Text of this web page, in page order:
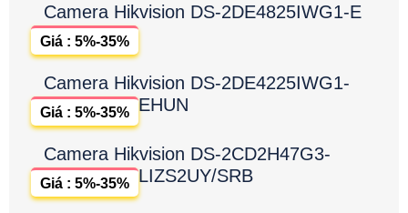
Camera Hikvision DS-2DE4825IWG1-E
Giá : 5%-35%
Camera Hikvision DS-2DE4225IWG1-
EHUN
Giá : 5%-35%
Camera Hikvision DS-2CD2H47G3-
LIZS2UY/SRB
Giá : 5%-35%